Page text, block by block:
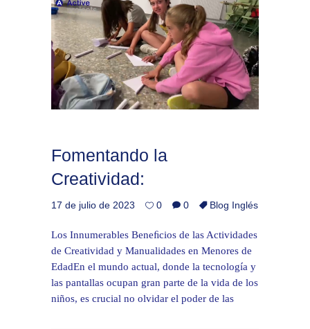
Fomentando la
Creatividad:
17 de julio de 2023 0 0 Blog Inglés
Los Innumerables Beneﬁcios de las Actividades
de Creatividad y Manualidades en Menores de
EdadEn el mundo actual, donde la tecnología y
las pantallas ocupan gran parte de la vida de los
niños, es crucial no olvidar el poder de las